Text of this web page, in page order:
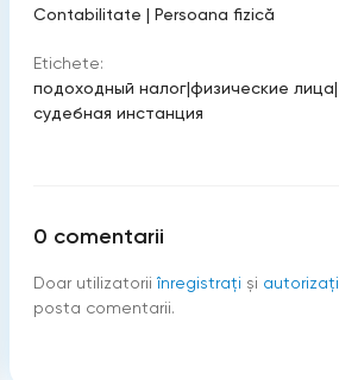
Contabilitate | Persoana fizică
Etichete:
подоходный налог|физические лица|
судебная инстанция
0 comentarii
Doar utilizatorii înregistraţi şi autorizați
posta comentarii.